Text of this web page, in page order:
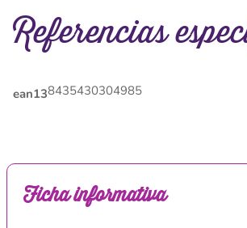
Referencias
ean138435430304985
Ficha informativa